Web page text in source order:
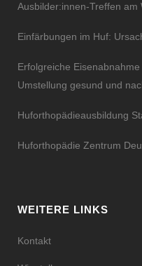
Ausbilder:innen-Treffen am
Einfärbungen im Huf:
Erfolgreiche
Umstellung gesund und
Huforthopädieausbildung
Huforthopädie Zentrum
WEITERE LINKS
Kontakt